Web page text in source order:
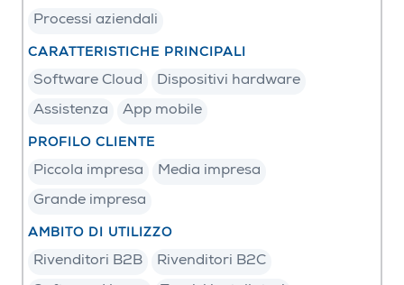
Processi aziendali
CARATTERISTICHE PRINCIPALI
Software Cloud Dispositivi hardware
Assistenza App mobile
PROFILO CLIENTE
Piccola impresa Media impresa
Grande impresa
AMBITO DI UTILIZZO
Rivenditori B2B Rivenditori B2C